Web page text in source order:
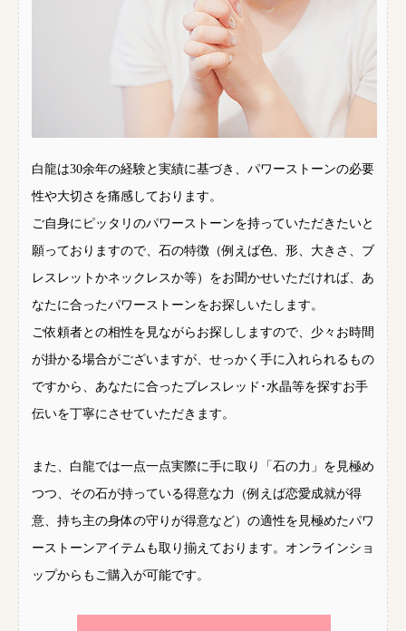
白龍は30余年の経験と実績に基づき、パワーストーンの必要
性や大切さを痛感しております。
ご自身にピッタリのパワーストーンを持っていただきたいと
願っておりますので、石の特徴（例えば色、形、大きさ、ブ
レスレットかネックレスか等）をお聞かせいただければ、あ
なたに合ったパワーストーンをお探しいたします。
ご依頼者との相性を見ながらお探ししますので、少々お時間
が掛かる場合がございますが、せっかく手に入れられるもの
ですから、あなたに合ったブレスレッド･水晶等を探すお手
伝いを丁寧にさせていただきます。
また、白龍では一点一点実際に手に取り「石の力」を見極め
つつ、その石が持っている得意な力（例えば恋愛成就が得
意、持ち主の身体の守りが得意など）の適性を見極めたパワ
ーストーンアイテムも取り揃えております。オンラインショ
ップからもご購入が可能です。